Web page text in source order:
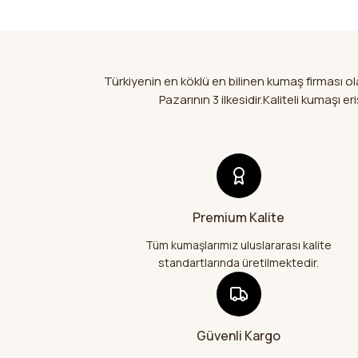
Türkiyenin en köklü en bilinen kumaş firması
Pazarının 3 ilkesidir.Kaliteli
Premium Kalite
Tüm kumaşlarımız uluslararası kalite
standartlarında üretilmektedir.
Güvenli Kargo